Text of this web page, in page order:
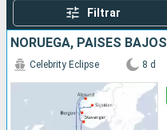
Filtrar
NORUEGA, PAISES BAJOS
Celebrity Eclipse 8 d